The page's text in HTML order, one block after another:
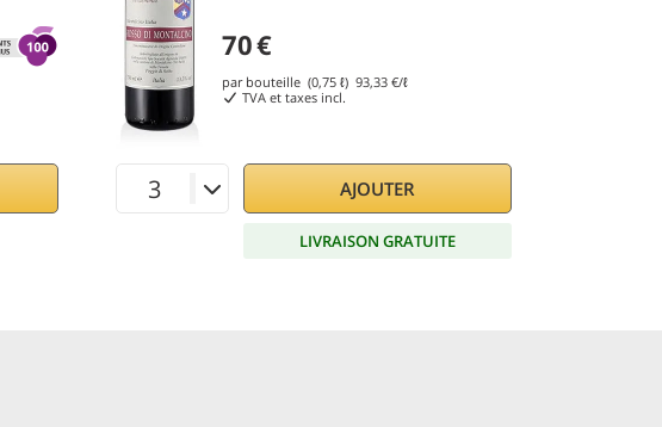
70€
par bouteille (0,75 ℓ) 93,33 €/ℓ
TVA et taxes incl.
AJOUTER
LIVRAISON GRATUITE